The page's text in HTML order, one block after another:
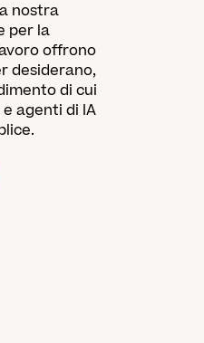
nostra
per la
offrono
desiderano,
di cui
agenti di IA